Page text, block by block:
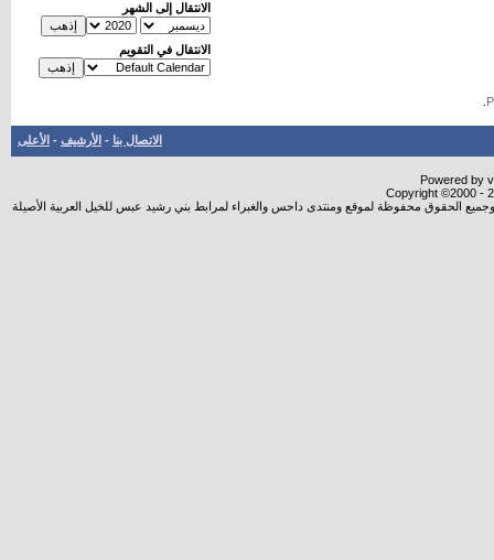
الانتقال إلى الشهر
الانتقال في التقويم
الاتصال بنا - الأرشيف - الأعلى
Powered by
Copyright ©2000 -
الحقوق محفوظة لموقع ومنتدى داحس والغبراء لمرابط بني رشيد عبس للخيل العربية الأصيلة